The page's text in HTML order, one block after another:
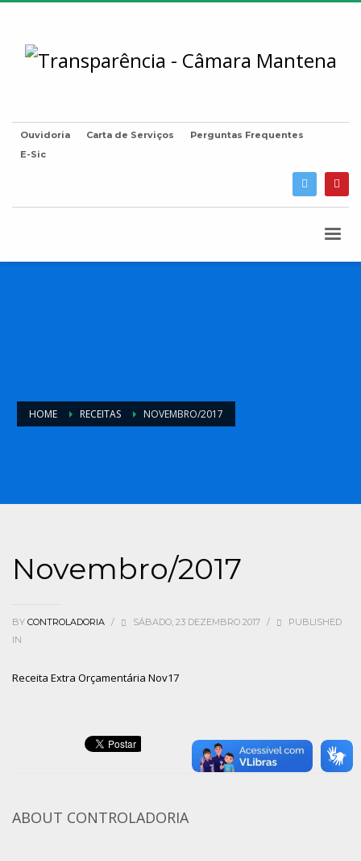
Ouvidoria Carta de Serviços
Perguntas Frequentes
E-Sic
HOME RECEITAS NOVEMBRO/2017
Novembro/2017
BY CONTROLADORIA / SÁBADO, 23 DEZEMBRO 2017 /
PUBLISHED
IN
Receita Extra Orçamentária Nov17
ABOUT CONTROLADORIA